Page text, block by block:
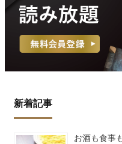
新着記事
お酒も食事